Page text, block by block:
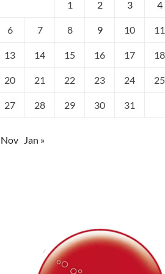
1 2 3 4
6 7 8 9 10 11
13 14 15 16 17 18
20 21 22 23 24 25
27 28 29 30 31
Nov Jan »